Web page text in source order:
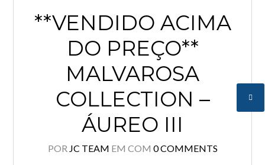
**VENDIDO ACIMA
DO PREÇO**
MALVAROSA
COLLECTION –
ÁUREO III
POR JC TEAM EM COM 0 COMMENTS